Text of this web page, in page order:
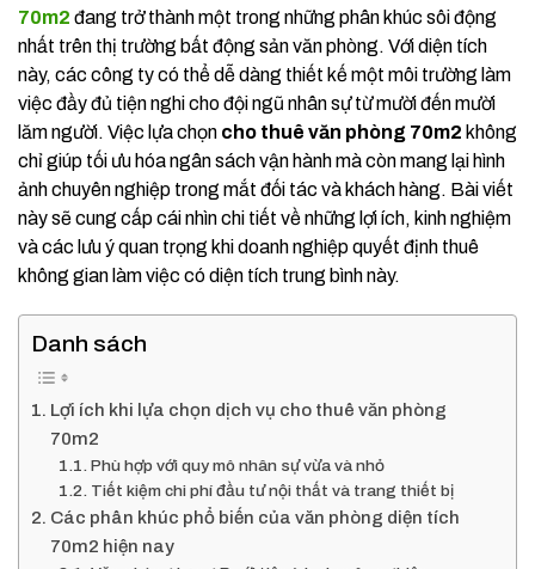
70m2 đang trở thành một trong những phân khúc sôi động
nhất trên thị trường bất động sản văn phòng. Với diện tích
này, các công ty có thể dễ dàng thiết kế một môi trường làm
việc đầy đủ tiện nghi cho đội ngũ nhân sự từ mười đến mười
lăm người. Việc lựa chọn cho thuê văn phòng 70m2 không
chỉ giúp tối ưu hóa ngân sách vận hành mà còn mang lại hình
ảnh chuyên nghiệp trong mắt đối tác và khách hàng. Bài viết
này sẽ cung cấp cái nhìn chi tiết về những lợi ích, kinh nghiệm
và các lưu ý quan trọng khi doanh nghiệp quyết định thuê
không gian làm việc có diện tích trung bình này.
Danh sách
Lợi ích khi lựa chọn dịch vụ cho thuê văn phòng
70m2
Phù hợp với quy mô nhân sự vừa và nhỏ
Tiết kiệm chi phí đầu tư nội thất và trang thiết bị
Các phân khúc phổ biến của văn phòng diện tích
70m2 hiện nay